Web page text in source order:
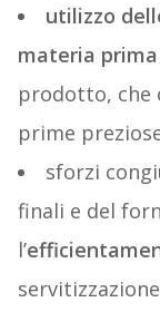
utilizzo
materia prima
prodotto, che
prime
sforzi
finali e del
l’